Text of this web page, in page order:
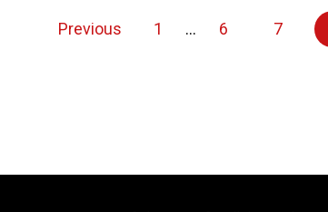
Previous 1 ... 6 7